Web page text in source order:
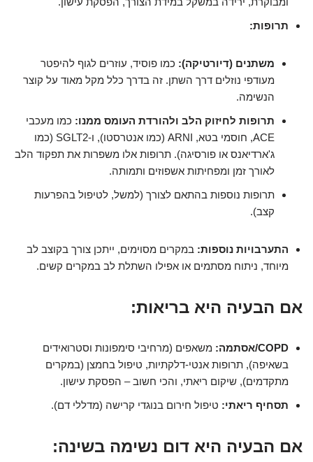
תרופות:
משתנים (דיורטיקה): כמו פוסיד, עוזרים לגוף להיפטר
מעודפי נוזלים דרך השתן. זה בדרך כלל מקל מאוד על קוצר
הנשימה.
תרופות לחיזוק הלב ולהורדת העומס ממנו: כמו מעכבי
ACE, חוסמי בטא, ARNI (כמו אנטרסטו), ו-SGLT2 (כמו
ג'ארדיאנס או פורסיגה). תרופות אלו משפרות את תפקוד הלב
לאורך זמן ומפחיתות אשפוזים ותמותה.
תרופות נוספות בהתאם לצורך (למשל, לטיפול בהפרעות
קצב).
התערבויות נוספות: במקרים מסוימים, ייתכן צורך בקוצב לב
מיוחד, ניתוח מסתמים או אפילו השתלת לב במקרים קשים.
אם הבעיה היא בריאות:
COPD/אסתמה:
משאפים (מרחיבי סימפונות וסטרואידים
בשאיפה), תרופות אנטי-דלקתיות, טיפול בחמצן (במקרים
מתקדמים), שיקום ריאתי, והכי חשוב – הפסקת עישון.
תסחיף ריאתי: טיפול חירום בנוגדי קרישה (מדללי דם).
אם הבעיה היא דום נשימה בשינה: